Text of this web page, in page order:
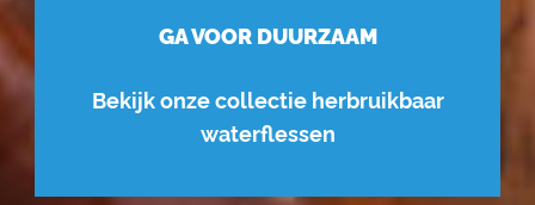
GA VOOR DUURZAAM
Bekijk onze collectie herbruikbaar
waterflessen